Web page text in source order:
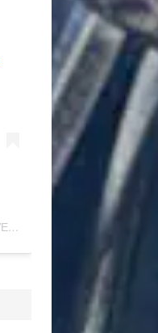
Une publication partagée par KPOP-(A)LIVE (@my_kpopalive)